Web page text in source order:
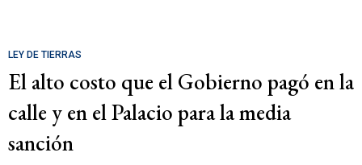
LEY DE TIERRAS
El alto costo que el Gobierno pagó en la
calle y en el Palacio para la media
sanción